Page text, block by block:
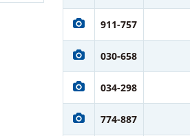
911-757
030-658
034-298
774-887